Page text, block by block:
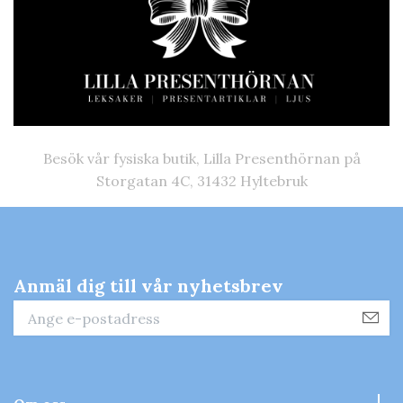
Besök vår fysiska butik, Lilla Presenthörnan på
Storgatan 4C, 31432 Hyltebruk
Anmäl dig till vår nyhetsbrev